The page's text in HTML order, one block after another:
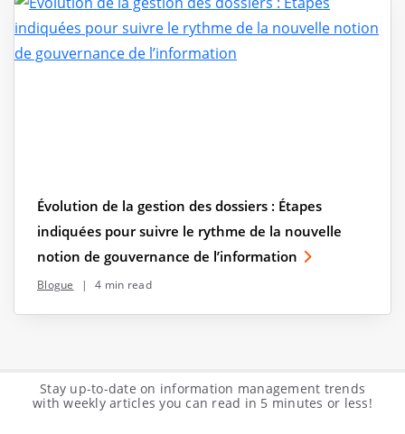
Évolution de la gestion des dossiers : Étapes
indiquées pour suivre le rythme de la nouvelle
notion de gouvernance de l’information
Blogue | 4 min read
Stay up-to-date on information management trends
with weekly articles you can read in 5 minutes or less!